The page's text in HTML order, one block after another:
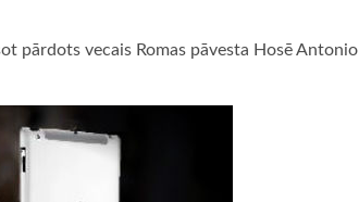
pārdots vecais Romas pāvesta Hosē Antonio